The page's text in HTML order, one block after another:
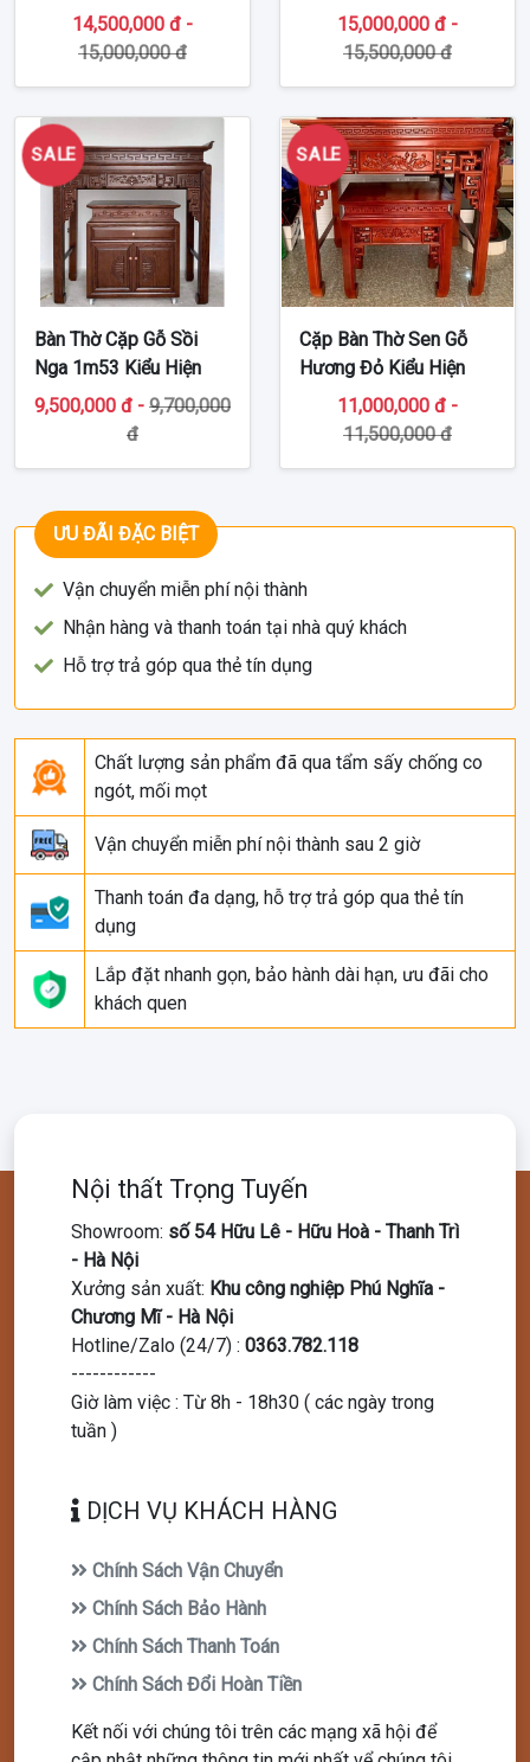
BT25414,500,000 đ -
15,000,000 đ
15,000,000 đ -
15,500,000 đ
SALE
Bàn Thờ Cặp Gỗ Sồi
Nga 1m53 Kiểu Hiện
Đại TT-BT236
9,500,000 đ - 9,700,000
đ
SALE
Cặp Bàn Thờ Sen Gỗ
Hương Đỏ Kiểu Hiện
Đại TT-BT238
11,000,000 đ -
11,500,000 đ
ƯU ĐÃI ĐẶC BIỆT
Vận chuyển miễn phí nội thành
Nhận hàng và thanh toán tại nhà quý khách
Hỗ trợ trả góp qua thẻ tín dụng
Chất lượng sản phẩm đã qua tẩm sấy chống co
ngót, mối mọt
Vận chuyển miễn phí nội thành sau 2 giờ
Thanh toán đa dạng, hỗ trợ trả góp qua thẻ tín
dụng
Lắp đặt nhanh gọn, bảo hành dài hạn, ưu đãi cho
khách quen
Nội thất Trọng Tuyến
Showroom: số 54 Hữu Lê - Hữu Hoà - Thanh Trì
- Hà Nội
Xưởng sản xuất: Khu công nghiệp Phú Nghĩa -
Chương Mĩ - Hà Nội
Hotline/Zalo (24/7) : 0363.782.118
------------
Giờ làm việc : Từ 8h - 18h30 ( các ngày trong
tuần )
DỊCH VỤ KHÁCH HÀNG
Chính Sách Vận Chuyển
Chính Sách Bảo Hành
Chính Sách Thanh Toán
Chính Sách Đổi Hoàn Tiền
Kết nối với chúng tôi trên các mạng xã hội để